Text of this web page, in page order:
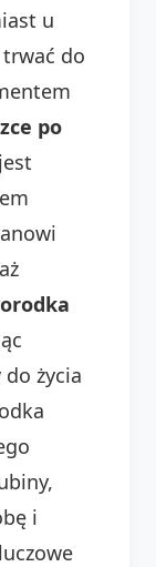
u
do
po
życia
i